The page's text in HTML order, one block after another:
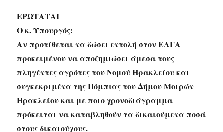
ΕΡΩΤΑΤΑΙ
Ο κ. Υπουργός:
Αν προτίθεται να δώσει εντολή στον ΕΛΓΑ
προκειμένου να αποζημιώσει άμεσα τους
πληγέντες αγρότες του Νομού Ηρακλείου και
συγκεκριμένα της Πόμπιας του Δήμου Μοιρών
Ηρακλείου και με ποιο χρονοδιάγραμμα
πρόκειται να καταβληθούν τα δικαιούμενα ποσά
στους δικαιούχους.